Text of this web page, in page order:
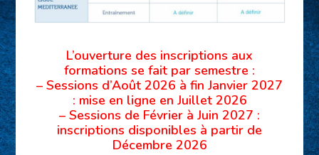
L’ouverture des inscriptions aux
formations se fait par semestre :
– Sessions d’Août 2026 à fin Janvier 2027
: mise en ligne en Juillet 2026
– Sessions de Février à Juin 2027 :
inscriptions disponibles à partir de
Décembre 2026